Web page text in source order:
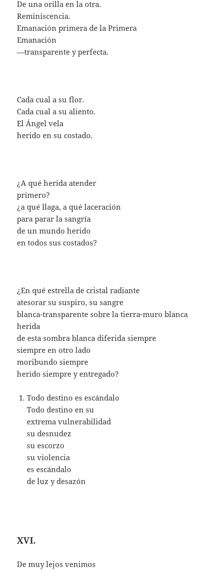
De una orilla en la otra.
Reminiscencia.
Emanación primera de la Primera
Emanación
—transparente y perfecta.
Cada cual a su flor.
Cada cual a su aliento.
El Ángel vela
herido en su costado.
¿A qué herida atender
primero?
¿a qué llaga, a qué laceración
para parar la sangría
de un mundo herido
en todos sus costados?
¿En qué estrella de cristal radiante
atesorar su suspiro, su sangre
blanca-transparente sobre la tierra-muro blanca
herida
de esta sombra blanca diferida siempre
siempre en otro lado
moribundo siempre
herido siempre y entregado?
Todo destino es escándalo
Todo destino en su
extrema vulnerabilidad
su desnudez
su escorzo
su violencia
es escándalo
de luz y desazón
XVI.
De muy lejos venimos